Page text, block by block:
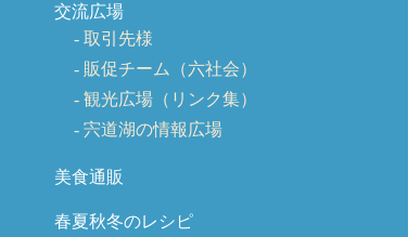
交流広場
取引先様
販促チーム（六社会）
観光広場（リンク集）
宍道湖の情報広場
美食通販
春夏秋冬のレシピ